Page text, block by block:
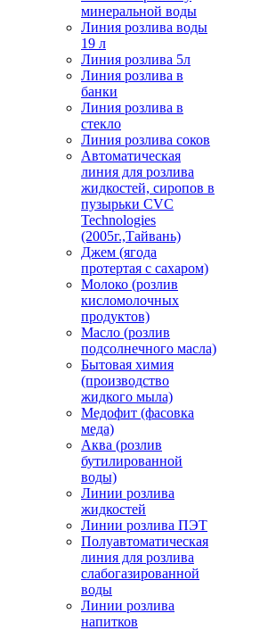
минеральной воды
Линия розлива воды
19 л
Линия розлива 5л
Линия розлива в
банки
Линия розлива в
стекло
Линия розлива соков
Автоматическая
линия для розлива
жидкостей, сиропов в
пузырьки CVC
Technologies
(2005г.,Тайвань)
Джем (ягода
протертая с сахаром)
Молоко (розлив
кисломолочных
продуктов)
Масло (розлив
подсолнечного масла)
Бытовая химия
(производство
жидкого мыла)
Медофит (фасовка
меда)
Аква (розлив
бутилированной
воды)
Линии розлива
жидкостей
Линии розлива ПЭТ
Полуавтоматическая
линия для розлива
слабогазированной
воды
Линии розлива
напитков